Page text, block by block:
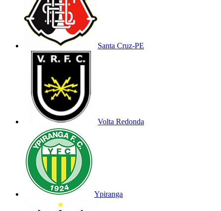
Santa Cruz-PE
Volta Redonda
Ypiranga